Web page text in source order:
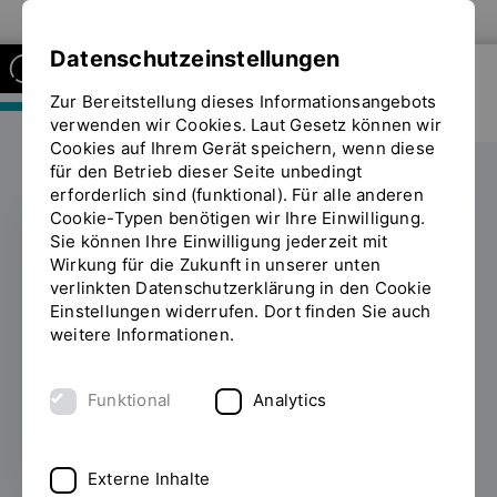
FAKULTÄT MASCHINENBAU
Baumaschinen zum
Anfassen – MKS-Labor
auf der bauma 2025
30.04.2025
Datenschutzeinstellungen
Zur Bereitstellung dieses Informationsangebots
verwenden wir Cookies. Laut Gesetz können wir
Cookies auf Ihrem Gerät speichern, wenn diese
für den Betrieb dieser Seite unbedingt
erforderlich sind (funktional). Für alle anderen
Cookie-Typen benötigen wir Ihre Einwilligung.
Sie können Ihre Einwilligung jederzeit mit
Wirkung für die Zukunft in unserer unten
verlinkten Datenschutzerklärung in den Cookie
Einstellungen widerrufen. Dort finden Sie auch
weitere Informationen.
Funktional Analytics
Externe Inhalte